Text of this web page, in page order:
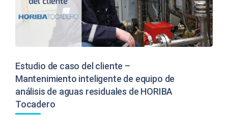
Estudio de caso del cliente –
Mantenimiento inteligente de equipo de
análisis de aguas residuales de HORIBA
Tocadero